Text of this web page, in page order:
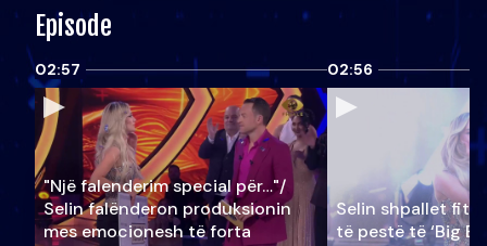
Episode
02:57
"Një falenderim special për…"/
Selin falënderon produksionin
mes emocionesh të forta
02:56
Selin shpallet
të pestë të ‘Big